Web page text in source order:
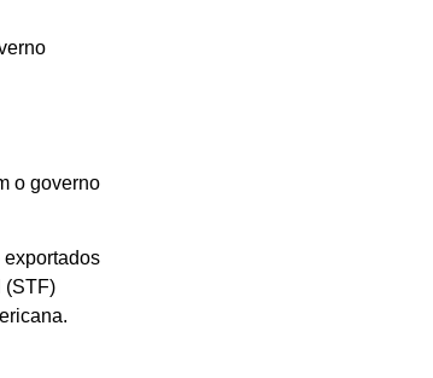
o governo
exportados
(STF)